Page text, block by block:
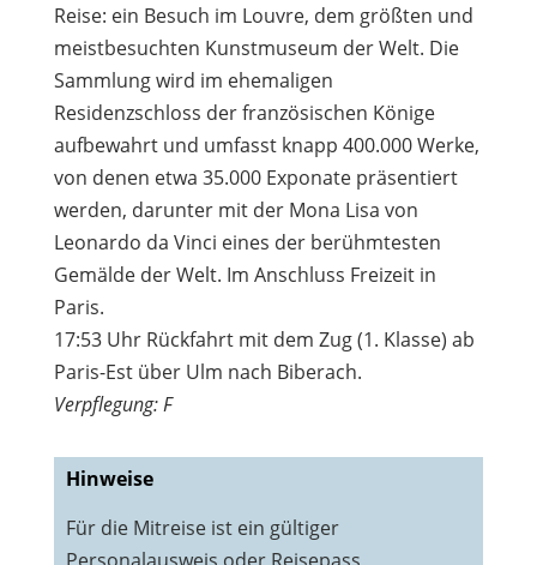
Reise: ein Besuch im Louvre, dem größten und
meistbesuchten Kunstmuseum der Welt. Die
Sammlung wird im ehemaligen
Residenzschloss der französischen Könige
aufbewahrt und umfasst knapp 400.000 Werke,
von denen etwa 35.000 Exponate präsentiert
werden, darunter mit der Mona Lisa von
Leonardo da Vinci eines der berühmtesten
Gemälde der Welt. Im Anschluss Freizeit in
Paris.
17:53 Uhr Rückfahrt mit dem Zug (1. Klasse) ab
Paris-Est über Ulm nach Biberach.
Verpflegung: F
Hinweise
Für die Mitreise ist ein gültiger